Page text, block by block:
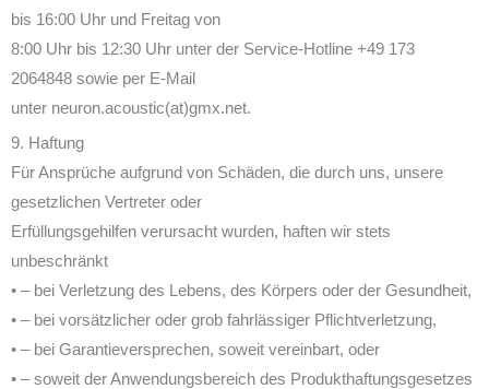
bis 16:00 Uhr und Freitag von
8:00 Uhr bis 12:30 Uhr unter der Service-Hotline +49 173
2064848 sowie per E-Mail
unter neuron.acoustic(at)gmx.net.
9. Haftung
Für Ansprüche aufgrund von Schäden, die durch uns, unsere
gesetzlichen Vertreter oder
Erfüllungsgehilfen verursacht wurden, haften wir stets
unbeschränkt
• – bei Verletzung des Lebens, des Körpers oder der Gesundheit,
• – bei vorsätzlicher oder grob fahrlässiger Pflichtverletzung,
• – bei Garantieversprechen, soweit vereinbart, oder
• – soweit der Anwendungsbereich des Produkthaftungsgesetzes